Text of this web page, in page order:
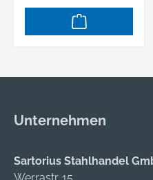
Maßschienen • Für
Fasen mit 30°, 45°
verstellbar • Mit
Anschlagseite • Zur
Fasen an
Werkstücken
Unternehmen
Sartorius Stahlhandel